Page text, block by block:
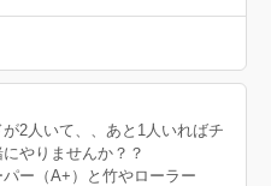
2人いて、、あと1人いればチ
やりませんか？？
ー（A+）と竹やローラー